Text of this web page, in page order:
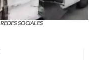
REDES SOCIALES